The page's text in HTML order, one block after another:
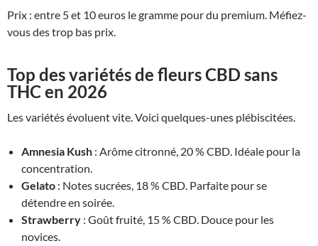
Prix : entre 5 et 10 euros le gramme pour du premium. Méfiez-
vous des trop bas prix.
Top des variétés de fleurs CBD sans
THC en 2026
Les variétés évoluent vite. Voici quelques-unes plébiscitées.
Amnesia Kush : Arôme citronné, 20 % CBD. Idéale pour la
concentration.
Gelato : Notes sucrées, 18 % CBD. Parfaite pour se
détendre en soirée.
Strawberry : Goût fruité, 15 % CBD. Douce pour les
novices.